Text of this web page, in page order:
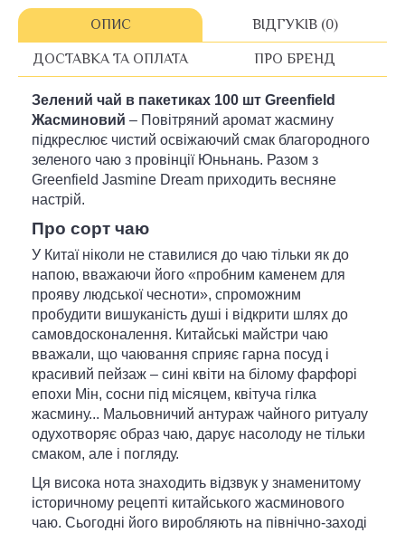
ОПИС ВІДГУКІВ (0)
ДОСТАВКА ТА ОПЛАТА ПРО БРЕНД
Зелений чай в пакетиках 100 шт Greenfield
Жасминовий – Повітряний аромат жасмину
підкреслює чистий освіжаючий смак благородного
зеленого чаю з провінції Юньнань. Разом з
Greenfield Jasmine Dream приходить весняне
настрій.
Про сорт чаю
У Китаї ніколи не ставилися до чаю тільки як до
напою, вважаючи його «пробним каменем для
прояву людської чесноти», спроможним
пробудити вишуканість душі і відкрити шлях до
самовдосконалення. Китайські майстри чаю
вважали, що чаювання сприяє гарна посуд і
красивий пейзаж – сині квіти на білому фарфорі
епохи Мін, сосни під місяцем, квітуча гілка
жасмину... Мальовничий антураж чайного ритуалу
одухотворяє образ чаю, дарує насолоду не тільки
смаком, але і погляду.
Ця висока нота знаходить відзвук у знаменитому
історичному рецепті китайського жасминового
чаю. Сьогодні його виробляють на північно-заході